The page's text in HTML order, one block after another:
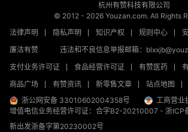
杭州有赞科技有限公司
© 2012 - 2026Youzan.com. All Rights
法律声明
隐私声明 知识产权 规则中心
廉洁有赞
违法和不良信息举报邮箱：
支付业务许可证
食品经营许可证 有赞医药
商品广场
有赞资讯 新零售文章 站点地图
浙公网安备 33010602004358号
工商营业
增值电信业务经营许可证：合字B2-20210007 - 浙ICP
新出发浙备字第20230002号